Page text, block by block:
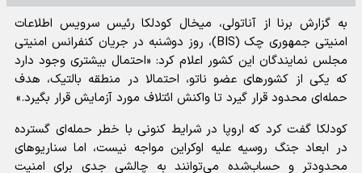
به گزارش برنا از آناتولی، میخال کودلکا رئیس سرویس اطلاعات
امنیتی جمهوری چک (BIS)، روز دوشنبه در جریان کنفرانس امنیتی
مجلس نمایندگان این کشور اعلام کرد: «احتمال بیشتری وجود دارد
که یکی از کشور‌های عضو ناتو، احتمالا در منطقه بالتیک، هدف
حمله‌ای محدود قرار گیرد تا واکنش ائتلاف مورد آزمایش قرار بگیرد.»
کودلکا گفت کرد که اروپا در شرایط کنونی با خطر حمله‌ای گسترده
در ابعاد جنگ روسیه علیه اوکراین مواجه نیست، اما سناریو‌های
محدودتر و حساب‌شده می‌توانند به چالشی جدی برای امنیت